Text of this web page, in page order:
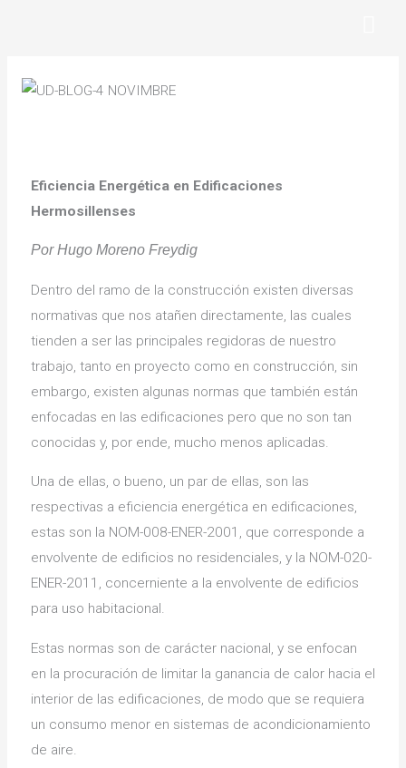
Eficiencia Energética en Edificaciones
Hermosillenses
Por Hugo Moreno Freydig
Dentro del ramo de la construcción existen diversas
normativas que nos atañen directamente, las cuales
tienden a ser las principales regidoras de nuestro
trabajo, tanto en proyecto como en construcción, sin
embargo, existen algunas normas que también están
enfocadas en las edificaciones pero que no son tan
conocidas y, por ende, mucho menos aplicadas.
Una de ellas, o bueno, un par de ellas, son las
respectivas a eficiencia energética en edificaciones,
estas son la NOM-008-ENER-2001, que corresponde a
envolvente de edificios no residenciales, y la NOM-020-
ENER-2011, concerniente a la envolvente de edificios
para uso habitacional.
Estas normas son de carácter nacional, y se enfocan
en la procuración de limitar la ganancia de calor hacia el
interior de las edificaciones, de modo que se requiera
un consumo menor en sistemas de acondicionamiento
de aire.